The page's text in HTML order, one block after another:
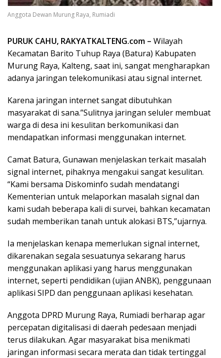
Anggota Dewan Murung Raya, Rumiadi
PURUK CAHU, RAKYATKALTENG.com – Wilayah
Kecamatan Barito Tuhup Raya (Batura) Kabupaten
Murung Raya, Kalteng, saat ini, sangat mengharapkan
adanya jaringan telekomunikasi atau signal internet.
Karena jaringan internet sangat dibutuhkan
masyarakat di sana.”Sulitnya jaringan seluler membuat
warga di desa ini kesulitan berkomunikasi dan
mendapatkan informasi menggunakan internet.
Camat Batura, Gunawan menjelaskan terkait masalah
signal internet, pihaknya mengakui sangat kesulitan.
“Kami bersama Diskominfo sudah mendatangi
Kementerian untuk melaporkan masalah signal dan
kami sudah beberapa kali di survei, bahkan kecamatan
sudah memberikan tanah untuk alokasi BTS,”ujarnya.
Ia menjelaskan kenapa memerlukan signal internet,
dikarenakan segala sesuatunya sekarang harus
menggunakan aplikasi yang harus menggunakan
internet, seperti pendidikan (ujian ANBK), penggunaan
aplikasi SIPD dan penggunaan aplikasi kesehatan.
Anggota DPRD Murung Raya, Rumiadi berharap agar
percepatan digitalisasi di daerah pedesaan menjadi
terus dilakukan. Agar masyarakat bisa menikmati
jaringan informasi secara merata dan tidak tertinggal